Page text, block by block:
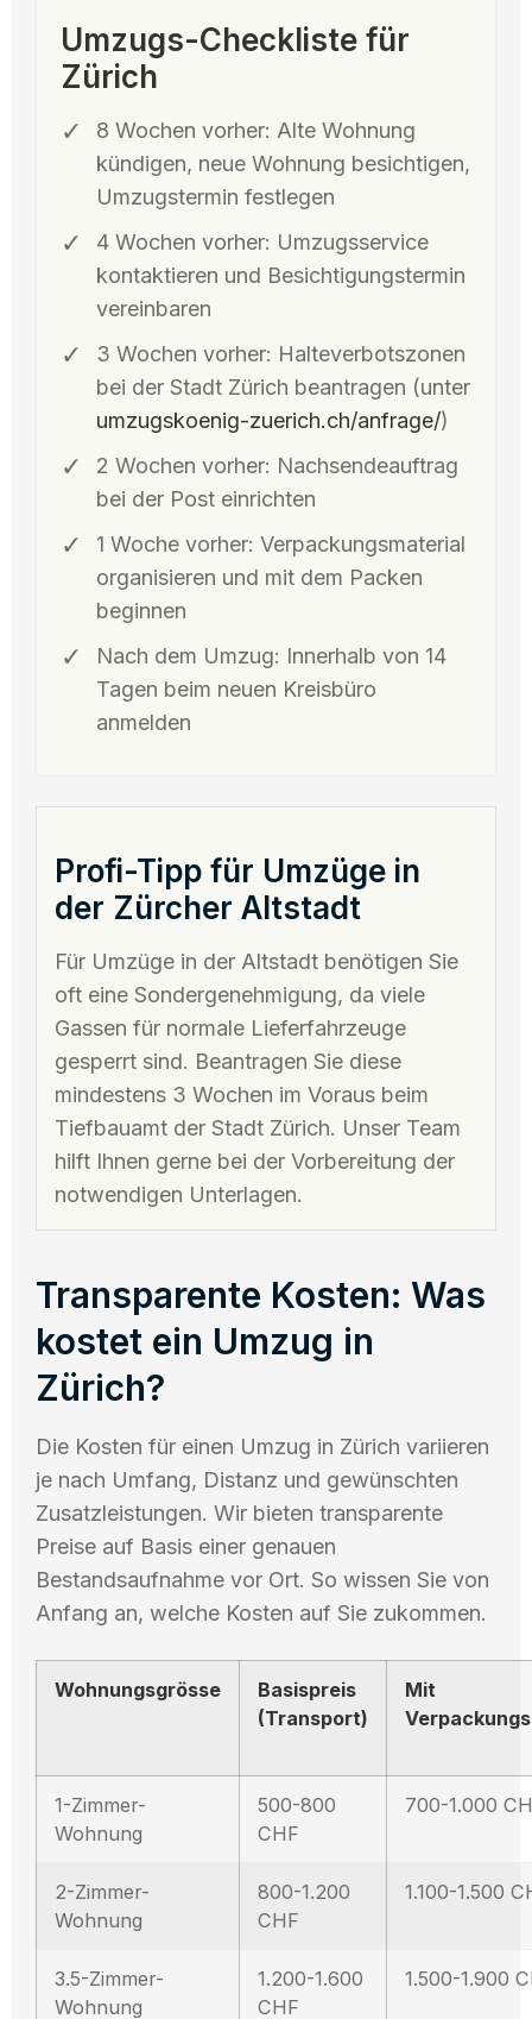
Umzugs-Checkliste für
Zürich
8 Wochen vorher: Alte Wohnung
kündigen, neue Wohnung besichtigen,
Umzugstermin festlegen
4 Wochen vorher: Umzugsservice
kontaktieren und Besichtigungstermin
vereinbaren
3 Wochen vorher: Halteverbotszonen
bei der Stadt Zürich beantragen (unter
umzugskoenig-zuerich.ch/anfrage/)
2 Wochen vorher: Nachsendeauftrag
bei der Post einrichten
1 Woche vorher: Verpackungsmaterial
organisieren und mit dem Packen
beginnen
Nach dem Umzug: Innerhalb von 14
Tagen beim neuen Kreisbüro
anmelden
Profi-Tipp für Umzüge in
der Zürcher Altstadt
Für Umzüge in der Altstadt benötigen Sie
oft eine Sondergenehmigung, da viele
Gassen für normale Lieferfahrzeuge
gesperrt sind. Beantragen Sie diese
mindestens 3 Wochen im Voraus beim
Tiefbauamt der Stadt Zürich. Unser Team
hilft Ihnen gerne bei der Vorbereitung der
notwendigen Unterlagen.
Transparente Kosten: Was
kostet ein Umzug in
Zürich?
Die Kosten für einen Umzug in Zürich variieren
je nach Umfang, Distanz und gewünschten
Zusatzleistungen. Wir bieten transparente
Preise auf Basis einer genauen
Bestandsaufnahme vor Ort. So wissen Sie von
Anfang an, welche Kosten auf Sie zukommen.
Wohnungsgrösse
Basispreis
(Transport)
Mit
1-Zimmer-
Wohnung
500-800
CHF
700-1.000
2-Zimmer-
Wohnung
800-1.200
CHF
1.100-1.500
3.5-Zimmer-
Wohnung
1.200-1.600
CHF
1.500-1.900